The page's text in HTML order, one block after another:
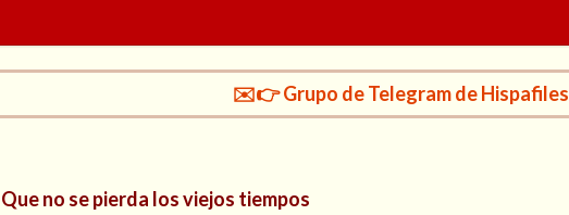
✉️👉 Grupo de Telegram de Hispafiles
Que no se pierda los viejos tiempos